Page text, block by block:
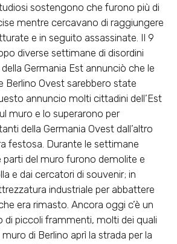
sostengono che furono più di
mentre cercavano di raggiungere
e in seguito assassinate. Il 9
diverse settimane di disordini
Germania Est annunciò che le
Berlino Ovest sarebbero state
annuncio molti cittadini dell’Est
muro e lo superarono per
della Germania Ovest dall’altro
festosa. Durante le settimane
del muro furono demolite e
e dai cercatori di souvenir; in
industriale per abbattere
era rimasto. Ancora oggi c’è un
di piccoli frammenti, molti dei quali
di Berlino aprì la strada per la